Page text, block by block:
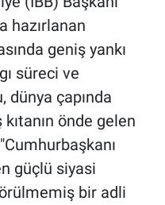
hazırlanan
geniş yankı
süreci ve
çapında
önde gelen
güçlü siyasi
bir adli